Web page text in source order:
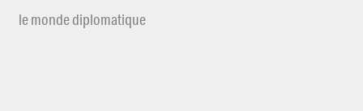
le monde diplomatique